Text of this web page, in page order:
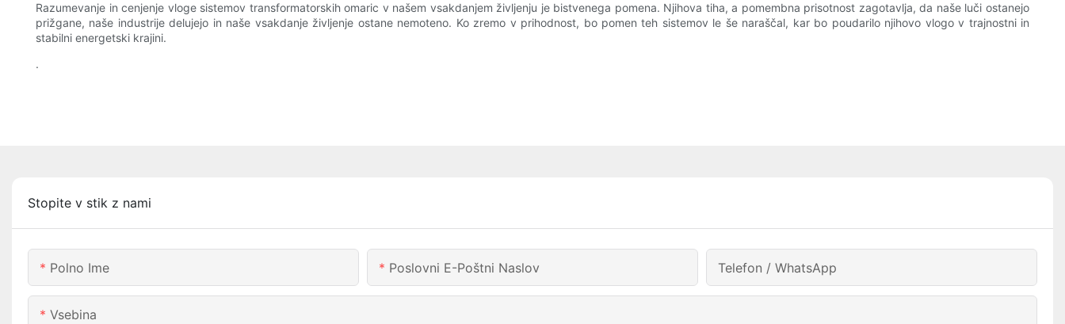
Razumevanje in cenjenje vloge sistemov transformatorskih omaric v našem vsakdanjem življenju je bistvenega pomena. Njihova tiha, a pomembna prisotnost zagotavlja, da naše luči ostanejo
prižgane, naše industrije delujejo in naše vsakdanje življenje ostane nemoteno. Ko zremo v prihodnost, bo pomen teh sistemov le še naraščal, kar bo poudarilo njihovo vlogo v trajnostni in
stabilni energetski krajini.
.
Stopite v stik z nami
Polno Ime Poslovni E-Poštni Naslov Telefon / WhatsApp
Vsebina